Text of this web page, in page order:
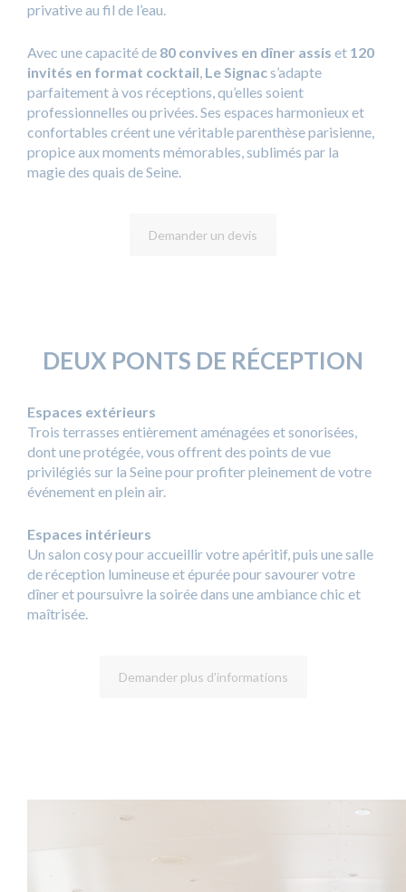
privative au fil de l’eau.
Avec une capacité de 80 convives en dîner assis et 120
invités en format cocktail, Le Signacs’adapte
parfaitement à vos réceptions, qu’elles soient
professionnelles ou privées. Ses espaces harmonieux et
confortables créent une véritable parenthèse parisienne,
propice aux moments mémorables, sublimés par la
magie des quais de Seine.
Demander un devis
DEUX PONTS DE RÉCEPTION
Espaces extérieurs
Trois terrasses entièrement aménagées et sonorisées,
dont une protégée, vous offrent des points de vue
privilégiés sur la Seine pour profiter pleinement de votre
événement en plein air.
Espaces intérieurs
Un salon cosy pour accueillir votre apéritif, puis une salle
de réception lumineuse et épurée pour savourer votre
dîner et poursuivre la soirée dans une ambiance chic et
maîtrisée.
Demander plus d'informations